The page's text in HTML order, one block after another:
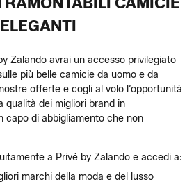
ELEGANTI
Zalando avrai un accesso privilegiato
più belle camicie da uomo e da
offerte e cogli al volo l’opportunità
qualità dei migliori brand in
capo di abbigliamento che non
a Privé by Zalando e accedi a:
marchi della moda e del lusso